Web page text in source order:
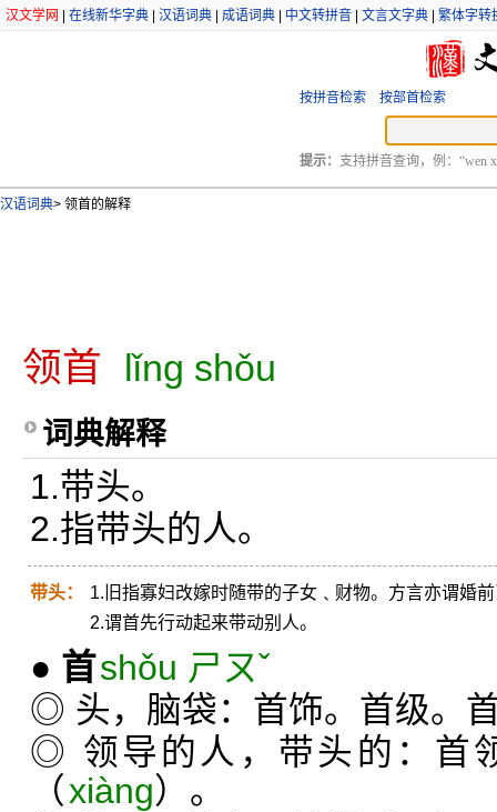
汉文学网 在线新华字典 汉语词典 成语词典 中文转拼音 文言文字典 繁体字转
按拼音检索 按部首检索
提示： 支持拼音查询，例：“wen
汉语词典> 领首的解释
领首 lǐng shǒu
词典解释
1.带头。
2.指带头的人。
带头：
1.旧指寡妇改嫁时随带的子女﹑财物。方言亦谓婚
2.谓首先行动起来带动别人。
● 首shǒu ㄕㄡˇ
◎ 头，脑袋：首饰。首级。
◎ 领导的人，带头的：首
（xiànɡ）。